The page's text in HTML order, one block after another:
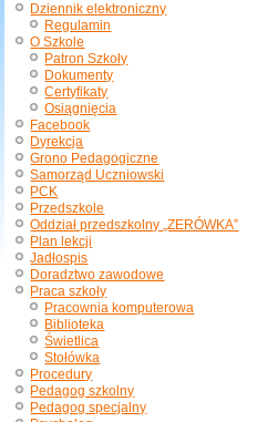
Dziennik elektroniczny
Regulamin
O Szkole
Patron Szkoły
Dokumenty
Certyfikaty
Osiągnięcia
Facebook
Dyrekcja
Grono Pedagogiczne
Samorząd Uczniowski
PCK
Przedszkole
Oddział przedszkolny „ZERÓWKA”
Plan lekcji
Jadłospis
Doradztwo zawodowe
Praca szkoły
Pracownia komputerowa
Biblioteka
Świetlica
Stołówka
Procedury
Pedagog szkolny
Pedagog specjalny